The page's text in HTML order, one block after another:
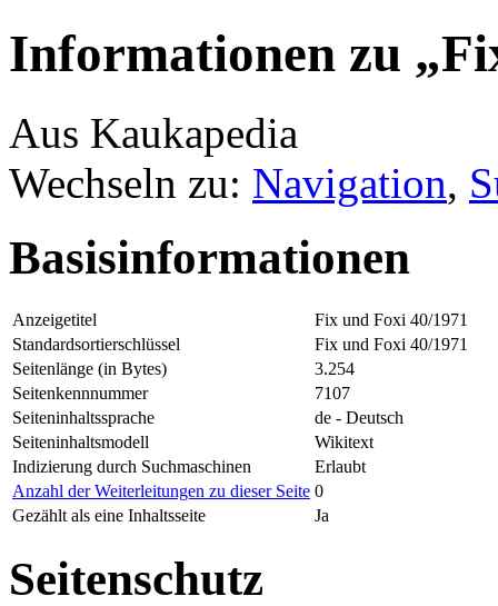
Informationen zu
Aus Kaukapedia
Wechseln zu: Navigation,
Basisinformationen
Anzeigetitel
Fix und Foxi 40/1971
Standardsortierschlüssel
Fix und Foxi 40/1971
Seitenlänge (in Bytes)
3.254
Seitenkennnummer
7107
Seiteninhaltssprache
de - Deutsch
Seiteninhaltsmodell
Wikitext
Indizierung durch Suchmaschinen
Erlaubt
Anzahl der Weiterleitungen zu dieser Seite 0
Gezählt als eine Inhaltsseite
Ja
Seitenschutz